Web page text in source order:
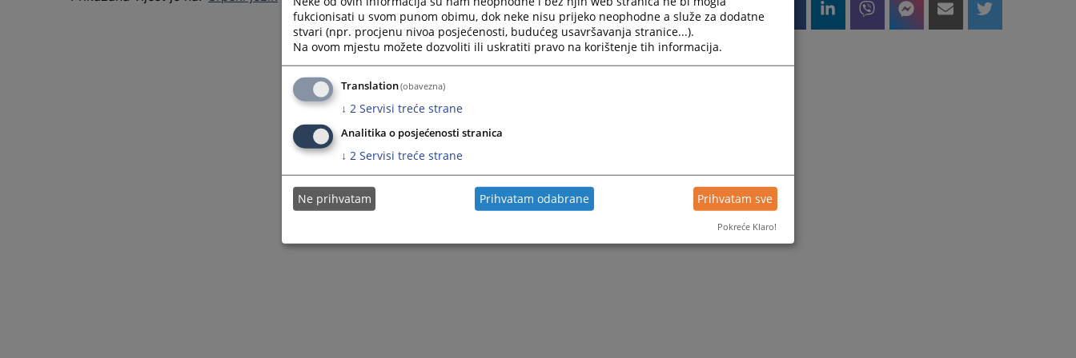
fukcionisati u svom punom obimu, dok neke nisu prijeko neophodne a služe za dodatne
stvari (npr. procjenu nivoa posjećenosti, budućeg usavršavanja stranice...).
Na ovom mjestu možete dozvoliti ili uskratiti pravo na korištenje tih informacija.
Translation(obavezna)
↓ 2 Servisi treće strane
Analitika o posjećenosti stranica
↓ 2 Servisi treće strane
Ne prihvatam Prihvatam odabrane Prihvatam sve
Pokreće Klaro!